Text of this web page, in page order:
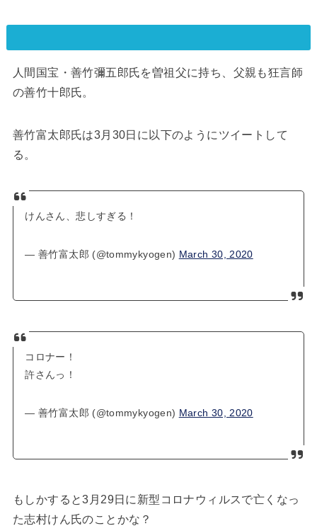
人間国宝・善竹彌五郎氏を曽祖父に持ち、父親も狂言師
の善竹十郎氏。
善竹富太郎氏は3月30日に以下のようにツイートして
る。
けんさん、悲しすぎる！
— 善竹富太郎 (@tommykyogen) March 30, 2020
コロナー！
許さんっ！
— 善竹富太郎 (@tommykyogen) March 30, 2020
もしかすると3月29日に新型コロナウィルスで亡くなっ
た志村けん氏のことかな？